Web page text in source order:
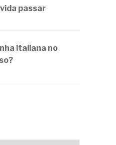
passar
italiana no